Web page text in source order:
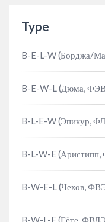
Type
B-E-L-W (Борджа/
B-E-W-L (Дюма,
B-L-E-W (Эпикур,
B-L-W-E
B-W-E-L (Чехов,
B-W-L-E (Гёте,